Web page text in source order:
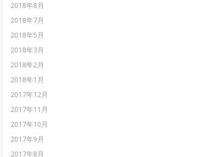
2018年8月
2018年7月
2018年5月
2018年3月
2018年2月
2018年1月
2017年12月
2017年11月
2017年10月
2017年9月
2017年8月